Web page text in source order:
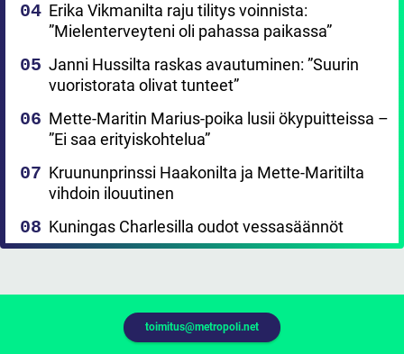
Erika Vikmanilta raju tilitys voinnista:
”Mielenterveyteni oli pahassa paikassa”
Janni Hussilta raskas avautuminen: ”Suurin
vuoristorata olivat tunteet”
Mette-Maritin Marius-poika lusii ökypuitteissa –
”Ei saa erityiskohtelua”
Kruununprinssi Haakonilta ja Mette-Maritilta
vihdoin ilouutinen
Kuningas Charlesilla oudot vessasäännöt
toimitus@metropoli.net